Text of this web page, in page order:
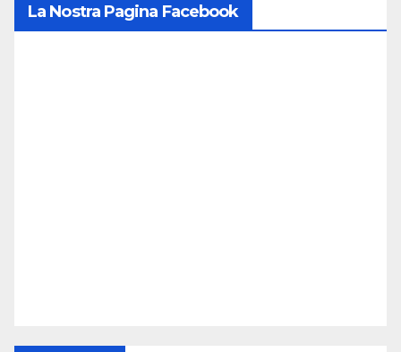
La Nostra Pagina Facebook